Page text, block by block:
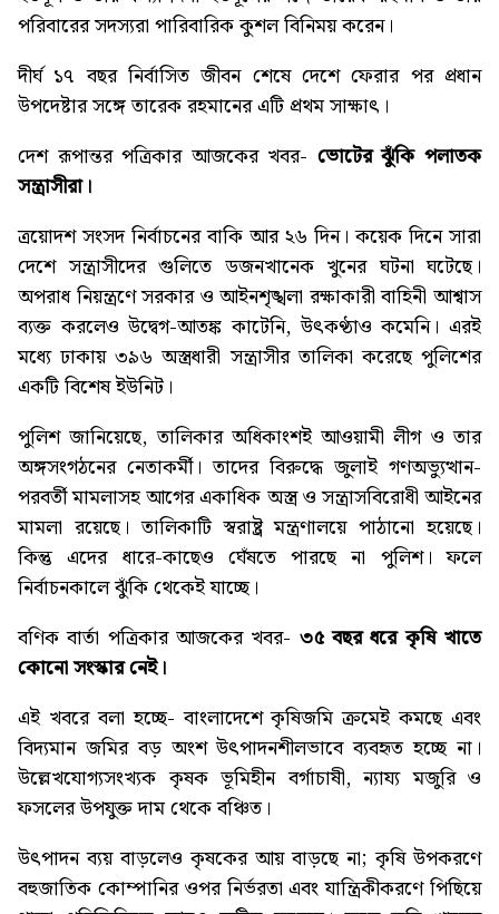
পরিবারের সদস্যরা পারিবারিক কুশল বিনিময় করেন।
দীর্ঘ ১৭ বছর নির্বাসিত জীবন শেষে দেশে ফেরার পর প্রধান
উপদেষ্টার সঙ্গে তারেক রহমানের এটি প্রথম সাক্ষাৎ।
দেশ রূপান্তর পত্রিকার আজকের খবর- ভোটের ঝুঁকি পলাতক
সন্ত্রাসীরা।
ত্রয়োদশ সংসদ নির্বাচনের বাকি আর ২৬ দিন। কয়েক দিনে সারা
দেশে সন্ত্রাসীদের গুলিতে ডজনখানেক খুনের ঘটনা ঘটেছে।
অপরাধ নিয়ন্ত্রণে সরকার ও আইনশৃঙ্খলা রক্ষাকারী বাহিনী আশ্বাস
ব্যক্ত করলেও উদ্বেগ-আতঙ্ক কাটেনি, উৎকণ্ঠাও কমেনি। এরই
মধ্যে ঢাকায় ৩৯৬ অস্ত্রধারী সন্ত্রাসীর তালিকা করেছে পুলিশের
একটি বিশেষ ইউনিট।
পুলিশ জানিয়েছে, তালিকার অধিকাংশই আওয়ামী লীগ ও তার
অঙ্গসংগঠনের নেতাকর্মী। তাদের বিরুদ্ধে জুলাই গণঅভ্যুত্থান-
পরবর্তী মামলাসহ আগের একাধিক অস্ত্র ও সন্ত্রাসবিরোধী আইনের
মামলা রয়েছে। তালিকাটি স্বরাষ্ট্র মন্ত্রণালয়ে পাঠানো হয়েছে।
কিন্তু এদের ধারে-কাছেও ঘেঁষতে পারছে না পুলিশ। ফলে
নির্বাচনকালে ঝুঁকি থেকেই যাচ্ছে।
বণিক বার্তা পত্রিকার আজকের খবর- ৩৫ বছর ধরে কৃষি খাতে
কোনো সংস্কার নেই।
এই খবরে বলা হচ্ছে- বাংলাদেশে কৃষিজমি ক্রমেই কমছে এবং
বিদ্যমান জমির বড় অংশ উৎপাদনশীলভাবে ব্যবহৃত হচ্ছে না।
উল্লেখযোগ্যসংখ্যক কৃষক ভূমিহীন বর্গাচাষী, ন্যায্য মজুরি ও
ফসলের উপযুক্ত দাম থেকে বঞ্চিত।
উৎপাদন ব্যয় বাড়লেও কৃষকের আয় বাড়ছে না; কৃষি উপকরণে
বহুজাতিক কোম্পানির ওপর নির্ভরতা এবং যান্ত্রিকীকরণে পিছিয়ে